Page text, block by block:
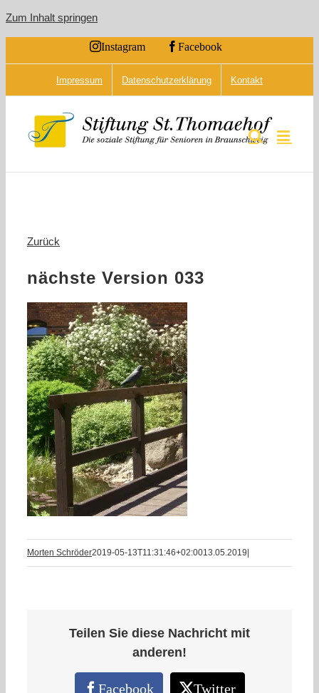
Zum Inhalt springen
Instagram Facebook
Impressum Datenschutzerklärung Kontakt
Zurück
nächste Version 033
Morten Schröder2019-05-13T11:31:46+02:0013.05.2019
Teilen Sie diese Nachricht mit
anderen!
Facebook Twitter